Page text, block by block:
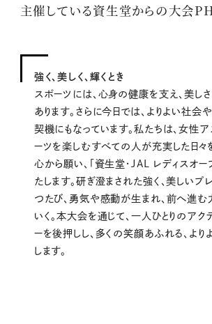
主催している資生堂からの大会
強く、美しく、輝くとき
スポーツには、心身の健康を支え、美し
あります。さらに今日では、よりよい社会
契機にもなっています。私たちは、女性ア
ーツを楽しむすべての人が充実した日々
心から願い、「資生堂・JAL レディスオー
たします。研ぎ澄まされた強く、美しいプ
つたび、勇気や感動が生まれ、前へ進む
いく。本大会を通じて、一人ひとりのアク
ーを後押しし、多くの笑顔あふれる、より
します。